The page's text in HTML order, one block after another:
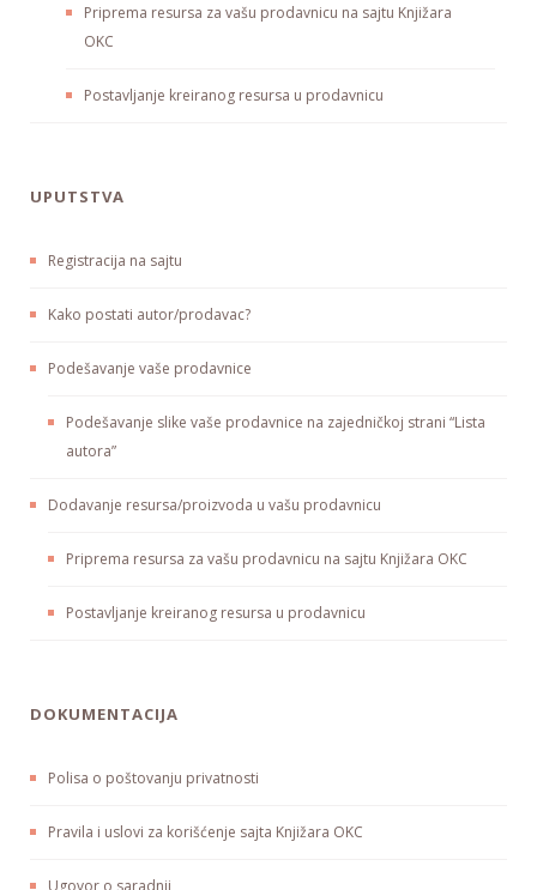
Priprema resursa za vašu prodavnicu na sajtu Knjižara
OKC
Postavljanje kreiranog resursa u prodavnicu
UPUTSTVA
Registracija na sajtu
Kako postati autor/prodavac?
Podešavanje vaše prodavnice
Podešavanje slike vaše prodavnice na zajedničkoj strani “Lista
autora”
Dodavanje resursa/proizvoda u vašu prodavnicu
Priprema resursa za vašu prodavnicu na sajtu Knjižara OKC
Postavljanje kreiranog resursa u prodavnicu
DOKUMENTACIJA
Polisa o poštovanju privatnosti
Pravila i uslovi za korišćenje sajta Knjižara OKC
Ugovor o saradnji